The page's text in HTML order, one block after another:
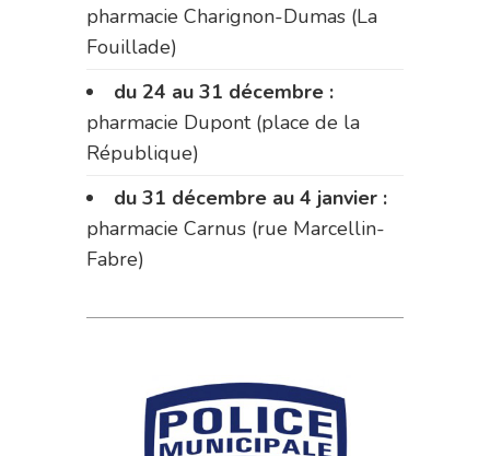
pharmacie Charignon-Dumas (La
Fouillade)
du 24 au 31 décembre :
pharmacie Dupont (place de la
République)
du 31 décembre au 4 janvier :
pharmacie Carnus (rue Marcellin-
Fabre)